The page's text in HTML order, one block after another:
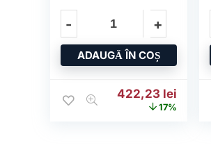
ADAUGĂ ÎN COȘ
Prețul inițial a
422,23 lei
17%